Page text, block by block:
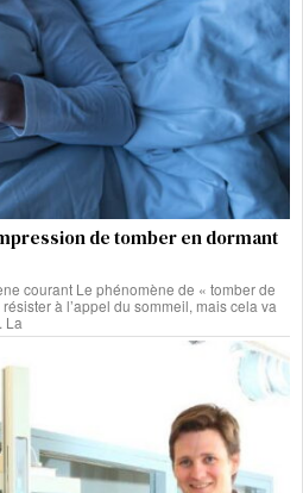
de tomber en dormant
courant Le phénomène de « tomber de
à l’appel du sommeil, mais cela va
La